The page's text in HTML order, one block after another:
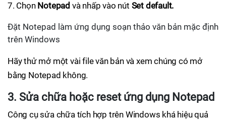
7. Chọn Notepad và nhấp vào nút Set default.
Đặt Notepad làm ứng dụng soạn thảo văn bản mặc định
trên Windows
Hãy thử mở một vài file văn bản và xem chúng có mở
bằng Notepad không.
3. Sửa chữa hoặc reset ứng dụng Notepad
Công cụ sửa chữa tích hợp trên Windows khá hiệu quả